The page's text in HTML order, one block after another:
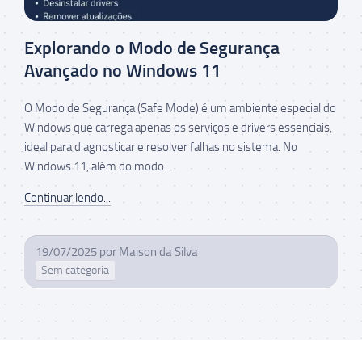
Explorando o Modo de Segurança
Avançado no Windows 11
O Modo de Segurança (Safe Mode) é um ambiente especial do
Windows que carrega apenas os serviços e drivers essenciais,
ideal para diagnosticar e resolver falhas no sistema. No
Windows 11, além do modo...
Continuar lendo...
19/07/2025 por Maison da Silva
Sem categoria